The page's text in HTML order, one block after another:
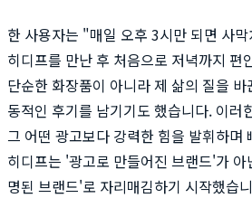
한 사용자는 "매일 오후 3시만 되면 사
히디프를 만난 후 처음으로 저녁까지 편
단순한 화장품이 아니라 제 삶의 질을
동적인 후기를 남기기도 했습니다. 이러
그 어떤 광고보다 강력한 힘을 발휘하며
히디프는 '광고로 만들어진 브랜드'가
명된 브랜드'로 자리매김하기 시작했습